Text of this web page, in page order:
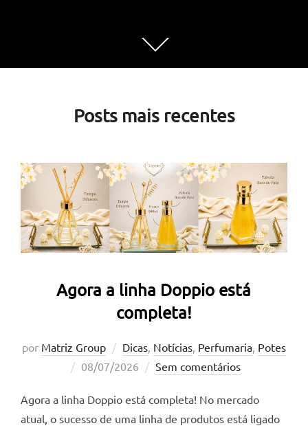
Role
para
o
Posts mais recentes
Agora a linha Doppio está
completa!
por Matriz Group Dicas Notícias Perfumaria Potes
Postado
08/07/2026 Sem comentários
Agora a linha Doppio está completa! No mercado
atual, o sucesso de uma linha de produtos está ligado